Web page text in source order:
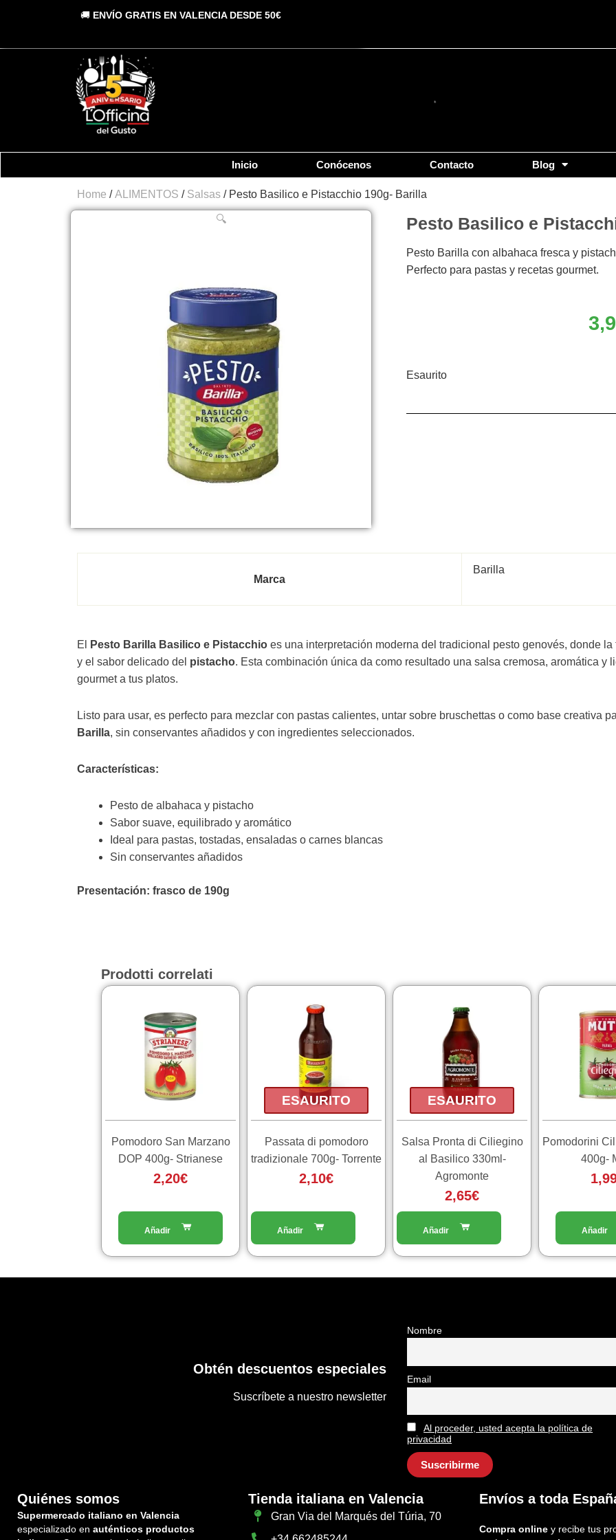
🚚 ENVÍO GRATIS EN VALENCIA DESDE 50€
Inicio Conócenos Contacto Blog
Home /ALIMENTOS / Salsas / Pesto Basilico e Pistacchio 190g- Barilla
🔍 Pesto Basilico e
Pesto Barilla con albahaca fresca y
Perfecto para pastas y recetas gourmet.
Esaurito
Marca
Barilla
El Pesto Barilla Basilico e Pistacchio es una interpretación moderna del tradicional pesto genovés, donde
y el sabor delicado del pistacho. Esta combinación única da como resultado una salsa cremosa, aromática y
gourmet a tus platos.
Listo para usar, es perfecto para mezclar con pastas calientes, untar sobre bruschettas o como base creativa
Barilla, sin conservantes añadidos y con ingredientes seleccionados.
Características:
Pesto de albahaca y pistacho
Sabor suave, equilibrado y aromático
Ideal para pastas, tostadas, ensaladas o carnes blancas
Sin conservantes añadidos
Presentación: frasco de 190g
Prodotti correlati
Pomodoro San Marzano
DOP 400g- Strianese
2,20€
ESAURITO
Passata di pomodoro
tradizionale 700g- Torrente
2,10€
ESAURITO
Salsa Pronta di Ciliegino
al Basilico 330ml-
Agromonte
2,65€
Pomodorini
400g-
Obtén descuentos especiales
Suscríbete a nuestro newsletter
Nombre
Email
Al proceder, usted acepta la política de
privacidad
Quiénes somos
Supermercado italiano en Valencia
especializado en auténticos productos
Tienda italiana en Valencia
Gran Via del Marqués del Túria, 70
Envíos a toda
Compra online y recibe tus